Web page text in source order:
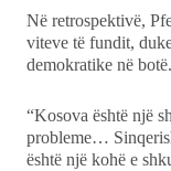
Në retrospektivë,
viteve të fundit,
demokratike në botë.
“Kosova është një
probleme…
është një kohë e